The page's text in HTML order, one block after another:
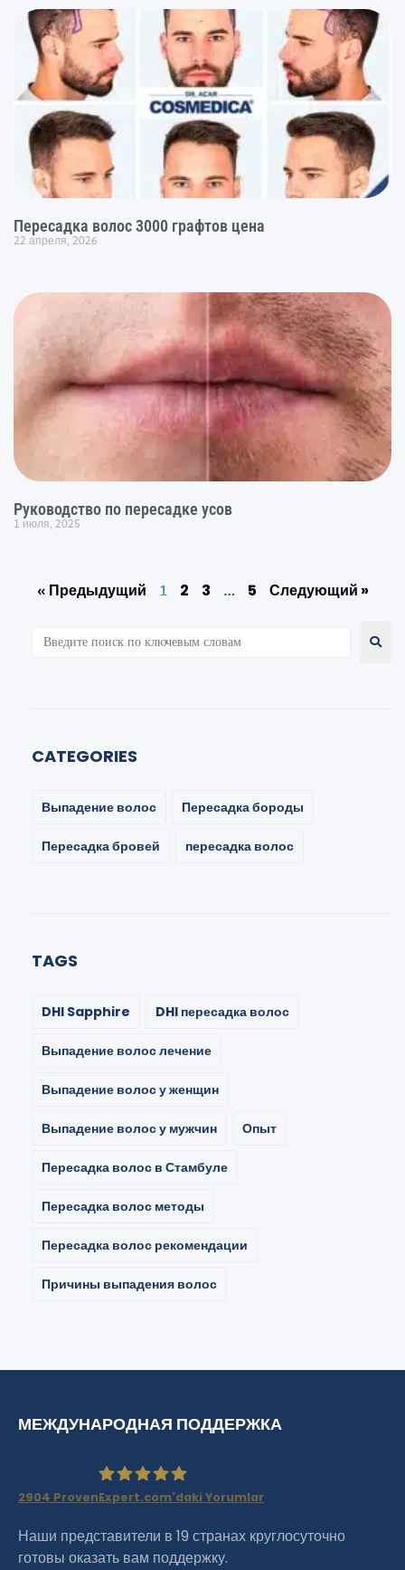
Пересадка волос 3000 графтов цена
22 апреля, 2026
Руководство по пересадке усов
1 июля, 2025
« Предыдущий 1 2 3 … 5 Следующий »
CATEGORIES
Выпадение волос Пересадка бороды
Пересадка бровей пересадка волос
TAGS
DHI Sapphire DHI пересадка волос
Выпадение волос лечение
Выпадение волос у женщин
Выпадение волос у мужчин Опыт
Пересадка волос в Стамбуле
Пересадка волос методы
Пересадка волос рекомендации
Причины выпадения волос
МЕЖДУНАРОДНАЯ ПОДДЕРЖКА
Haartransplantation Istanbul
2904 ProvenExpert.com'daki Yorumlar
Наши представители в 19 странах круглосуточно
готовы оказать вам поддержку.